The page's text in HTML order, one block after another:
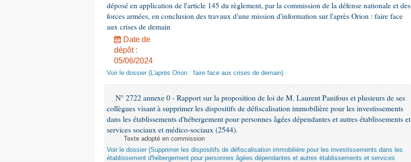
déposé en application de l'article 145 du règlement, par la commission de la défense nationale et des
forces armées, en conclusion des travaux d'une mission d'information sur l'après Orion : faire face
aux crises de demain
Date de
dépôt :
05/06/2024
Voir le dossier (L'après Orion : faire face aux crises de demain)
N° 2722 annexe 0 - Rapport sur la proposition de loi de M. Laurent Panifous et plusieurs de ses
collègues visant à supprimer les dispositifs de défiscalisation immobilière pour les investissements
dans les établissements d'hébergement pour personnes âgées dépendantes et autres établissements et
services sociaux et médico-sociaux (2544).
Texte adopté en commission
Voir le dossier (Supprimer les dispositifs de défiscalisation immobilière pour les investissements dans les
établissement d'hébergement pour personnes âgées dépendantes et autres établissements et services